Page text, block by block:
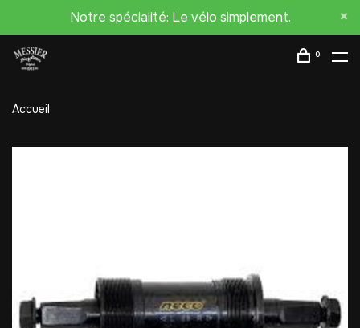
Notre spécialité: Le vélo simplement.
0
Accueil